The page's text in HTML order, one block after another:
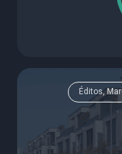
Éditos,